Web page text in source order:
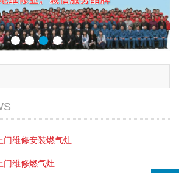
门维修安装燃气灶
门维修燃气灶